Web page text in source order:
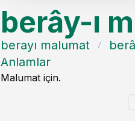
berây-ı
berayı malumat
Anlamlar
Malumat için.